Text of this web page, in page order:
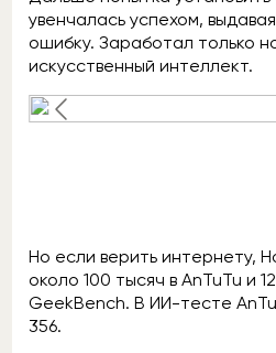
увенчалась успехом,
ошибку. Заработал только
искусственный интеллект.
Но если верить интернету,
около 100 тысяч в AnTuTu и
GeekBench. В ИИ-тесте
356.